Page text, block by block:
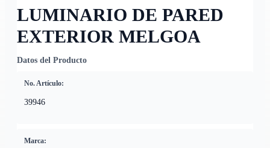
LUMINARIO DE PARED
EXTERIOR MELGOA
Datos del Producto
No. Artículo:
39946
Marca: